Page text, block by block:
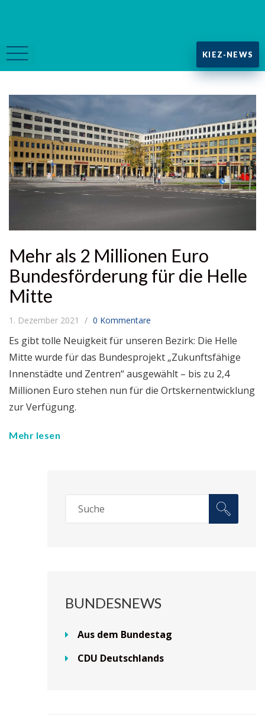
KIEZ-NEWS
Mehr als 2 Millionen Euro
Bundesförderung für die Helle
Mitte
1. Dezember 2021 0 Kommentare
Es gibt tolle Neuigkeit für unseren Bezirk: Die Helle
Mitte wurde für das Bundesprojekt „Zukunftsfähige
Innenstädte und Zentren“ ausgewählt – bis zu 2,4
Millionen Euro stehen nun für die Ortskernentwicklung
zur Verfügung.
Mehr lesen
BUNDESNEWS
Aus dem Bundestag
CDU Deutschlands